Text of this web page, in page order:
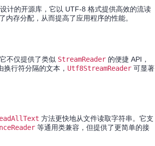
计的开源库，它以 UTF-8 格式提供高效的流读
存分配，从而提高了应用程序的性能。
不仅提供了类似 StreamReader 的便捷 API，
行符分隔的文本， Utf8StreamReader 可显著
方法更快地从文件读取字符串。它支
等通用类兼容，但提供了更简单的接